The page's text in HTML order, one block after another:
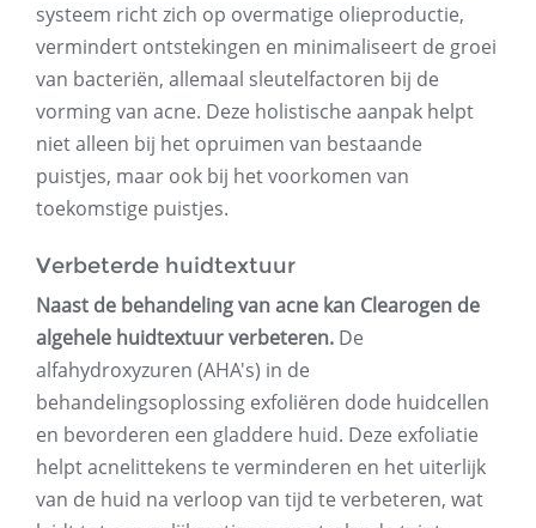
systeem richt zich op overmatige olieproductie,
vermindert ontstekingen en minimaliseert de groei
van bacteriën, allemaal sleutelfactoren bij de
vorming van acne. Deze holistische aanpak helpt
niet alleen bij het opruimen van bestaande
puistjes, maar ook bij het voorkomen van
toekomstige puistjes.
Verbeterde huidtextuur
Naast de behandeling van acne kan Clearogen de
algehele huidtextuur verbeteren. De
alfahydroxyzuren (AHA's) in de
behandelingsoplossing exfoliëren dode huidcellen
en bevorderen een gladdere huid. Deze exfoliatie
helpt acnelittekens te verminderen en het uiterlijk
van de huid na verloop van tijd te verbeteren, wat